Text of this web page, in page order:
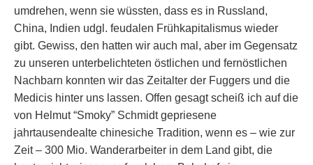
umdrehen, wenn sie wüssten, dass es in Russland,
China, Indien udgl. feudalen Frühkapitalismus wieder
gibt. Gewiss, den hatten wir auch mal, aber im Gegensatz
zu unseren unterbelichteten östlichen und fernöstlichen
Nachbarn konnten wir das Zeitalter der Fuggers und die
Medicis hinter uns lassen. Offen gesagt scheiß ich auf die
von Helmut “Smoky” Schmidt gepriesene
jahrtausendealte chinesiche Tradition, wenn es – wie zur
Zeit – 300 Mio. Wanderarbeiter in dem Land gibt, die